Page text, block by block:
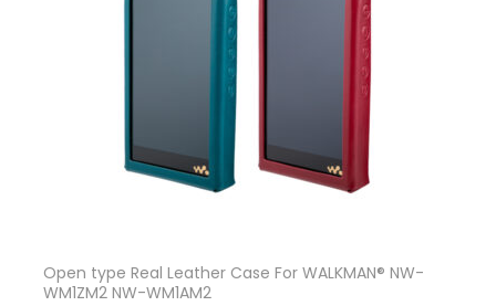
Open type Real Leather Case For WALKMAN® NW-
WM1ZM2 NW-WM1AM2